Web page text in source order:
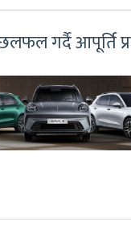
गर्दै आपूर्ति